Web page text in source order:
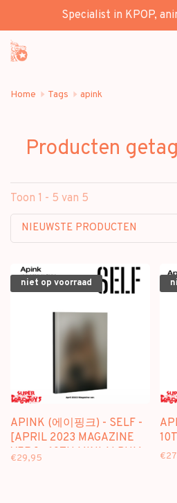
Specialist in KPOP,
Home Tags apink
Producten
Toon 1 - 5 van 5
NIEUWSTE PRODUCTEN
niet op voorraad
APINK (에이핑크) - SELF -
[APRIL 2023 MAGAZINE
VER.] - 10TH MINI ALBUM
€29,95